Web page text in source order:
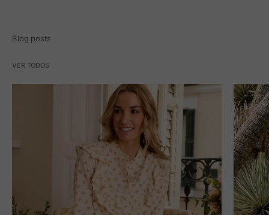
Blog posts
VER TODOS